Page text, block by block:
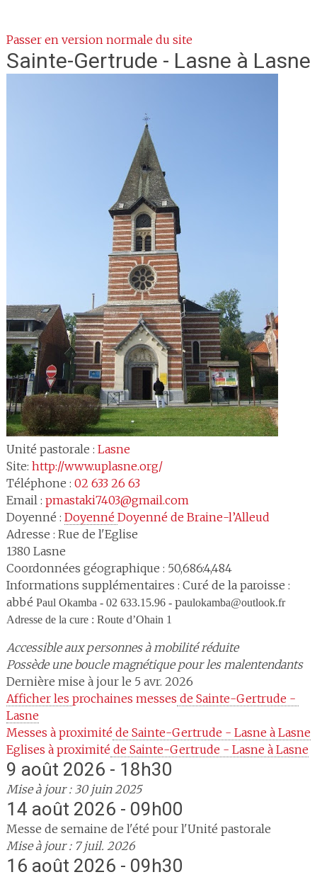
Passer en version normale du site
Sainte-Gertrude - Lasne à Lasne
Unité pastorale : Lasne
Site: http://www.uplasne.org/
Téléphone : 02 633 26 63
Email : pmastaki7403@gmail.com
Doyenné : Doyenné Doyenné de Braine-l’Alleud
Adresse : Rue de l'Eglise
1380 Lasne
Coordonnées géographique : 50,686:4,484
Informations supplémentaires : Curé de la paroisse :
abbé Paul Okamba - 02 633.15.96 - paulokamba@outlook.fr
Adresse de la cure : Route d’Ohain 1
Accessible aux personnes à mobilité réduite
Possède une boucle magnétique pour les malentendants
Dernière mise à jour le 5 avr. 2026
Afficher les prochaines messes de Sainte-Gertrude -
Lasne
Messes à proximité de Sainte-Gertrude - Lasne à Lasne
Eglises à proximité de Sainte-Gertrude - Lasne à Lasne
9 août 2026 - 18h30
Mise à jour : 30 juin 2025
14 août 2026 - 09h00
Messe de semaine de l'été pour l'Unité pastorale
Mise à jour : 7 juil. 2026
16 août 2026 - 09h30